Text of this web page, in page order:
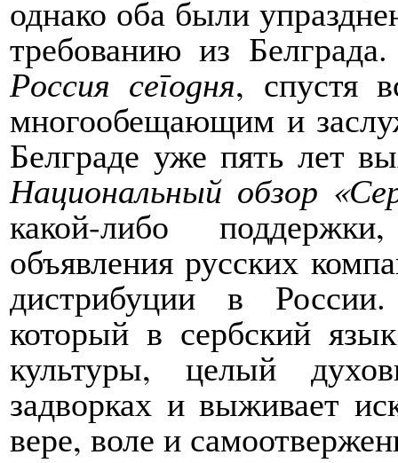
однако оба были
требованию из
Россия сегодня, спустя
многообещающим и
Белграде уже пять лет
Национальный обзор
какой-либо
объявления русских
дистрибуции в
который в сербский
культуры, целый
задворках и выживает
вере, воле и